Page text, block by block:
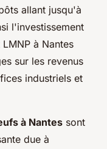
allant jusqu'à
l'investissement
à Nantes
sur les revenus
industriels et
à Nantes sont
due à